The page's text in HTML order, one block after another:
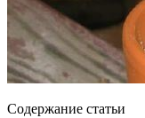
Содержание статьи